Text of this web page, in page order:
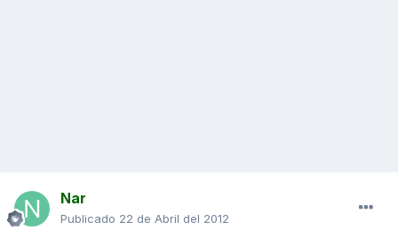
Nar
Publicado 22 de Abril del 2012